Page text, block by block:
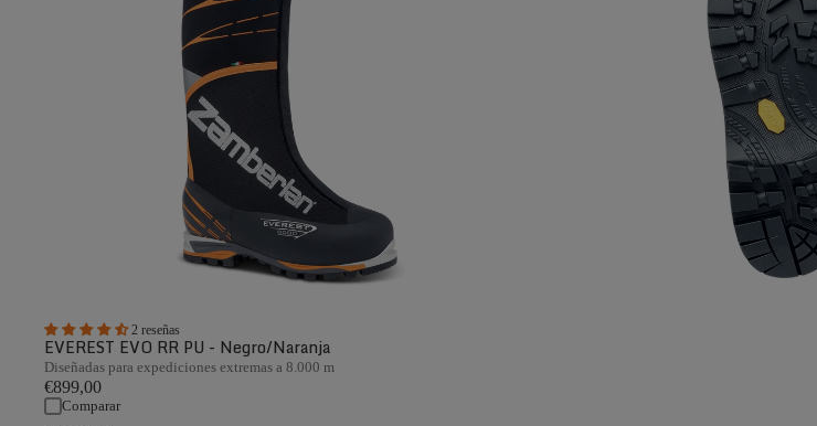
2 reseñas
EVEREST EVO RR PU - Negro/Naranja
Diseñadas para expediciones extremas a 8.000 m
€899,00
Comparar